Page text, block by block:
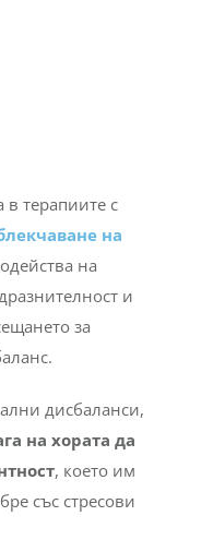
в терапиите с
на
на
и
за
дисбаланси,
на хората да
, което им
със стресови